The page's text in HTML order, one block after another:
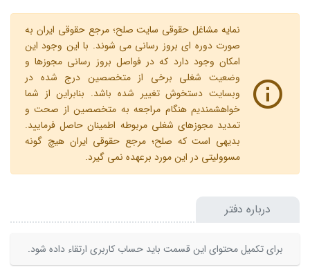
نمایه مشاغل حقوقی سایت صلح؛ مرجع حقوقی ایران به
صورت دوره ای بروز رسانی می شوند. با این وجود این
امکان وجود دارد که در فواصل بروز رسانی مجوزها و
وضعیت شغلی برخی از متخصصین درج شده در
وبسایت دستخوش تغییر شده باشد. بنابراین از شما
خواهشمندیم هنگام مراجعه به متخصصین از صحت و
تمدید مجوزهای شغلی مربوطه اطمینان حاصل فرمایید.
بدیهی است که صلح؛ مرجع حقوقی ایران هیچ گونه
مسوولیتی در این مورد برعهده نمی گیرد.
درباره دفتر
برای تکمیل محتوای این قسمت باید حساب کاربری ارتقاء داده شود.